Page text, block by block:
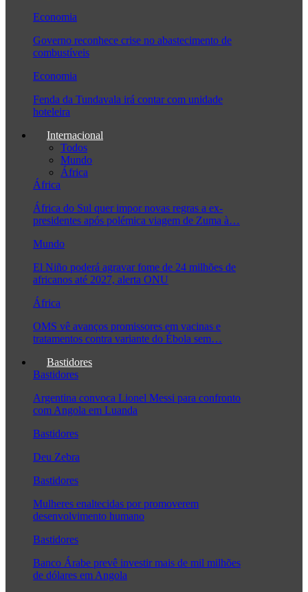
Economia
Governo reconhece crise no abastecimento de
combustíveis
Economia
Fenda da Tundavala irá contar com unidade
hoteleira
Internacional
Todos
Mundo
África
África
África do Sul quer impor novas regras a ex-
presidentes após polémica viagem de Zuma à…
Mundo
El Niño poderá agravar fome de 24 milhões de
africanos até 2027, alerta ONU
África
OMS vê avanços promissores em vacinas e
tratamentos contra variante do Ébola sem…
Bastidores
Bastidores
Argentina convoca Lionel Messi para confronto
com Angola em Luanda
Bastidores
Deu Zebra
Bastidores
Mulheres enaltecidas por promoverem
desenvolvimento humano
Bastidores
Banco Árabe prevê investir mais de mil milhões
de dólares em Angola